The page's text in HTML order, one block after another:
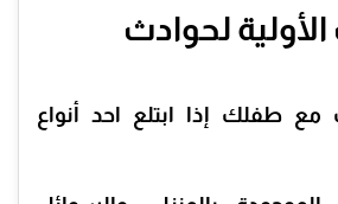
لحوادث
مع طفلك إذا ابتلع احد أنواع